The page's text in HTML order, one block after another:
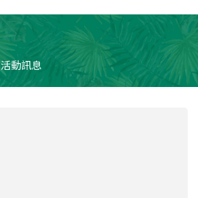
活動訊息